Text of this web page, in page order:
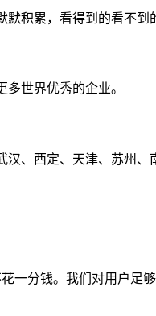
积累，看得到的看不到
世界优秀的企业。
、西定、天津、苏州
一分钱。我们对用户足